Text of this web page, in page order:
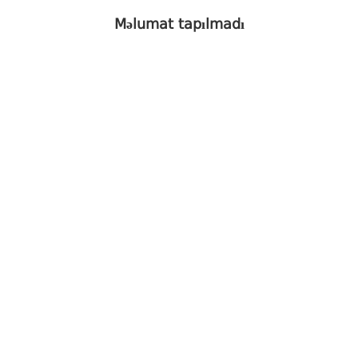
Məlumat tapılmadı